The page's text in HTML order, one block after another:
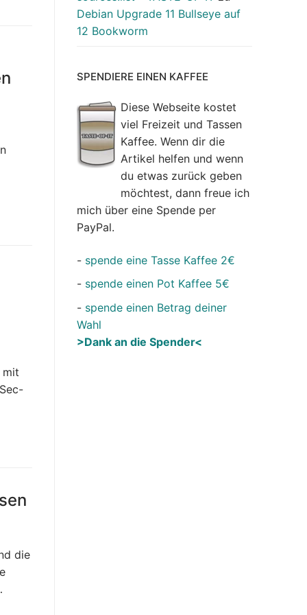
mit
die
Debian Upgrade 11 Bullseye auf
12 Bookworm
SPENDIERE EINEN KAFFEE
Diese Webseite kostet
viel Freizeit und Tassen
Kaffee. Wenn dir die
Artikel helfen und wenn
du etwas zurück geben
möchtest, dann freue ich
mich über eine Spende per
PayPal.
- spende eine Tasse Kaffee 2€
- spende einen Pot Kaffee 5€
- spende einen Betrag deiner
Wahl
>Dank an die Spender<